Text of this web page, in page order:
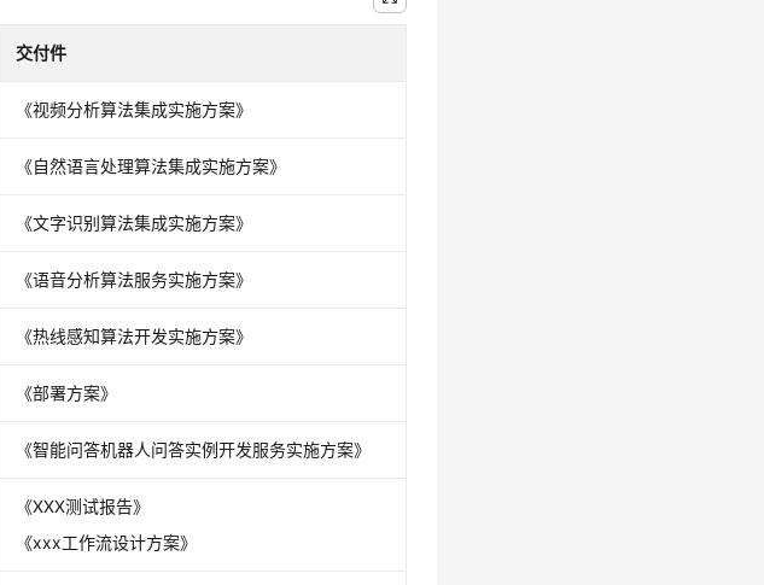
交付件
《视频分析算法集成实施方案》
《自然语言处理算法集成实施方案》
《文字识别算法集成实施方案》
《语音分析算法服务实施方案》
《热线感知算法开发实施方案》
《部署方案》
《智能问答机器人问答实例开发服务实施方案》
《XXX测试报告》
《xxx工作流设计方案》